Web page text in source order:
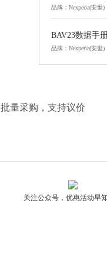
品牌：Nexperia(安世)
BAV23数据手
品牌：Nexperia(安世)
批量采购，支持议价
关注公众号，优惠活动早